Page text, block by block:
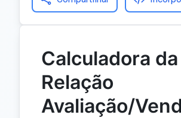
Calculadora da
Relação
Avaliação/